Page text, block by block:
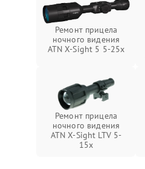
Ремонт прицела
ночного видения
ATN X-Sight 5 5-25x
Ремонт прицела
ночного видения
ATN X-Sight LTV 5-
15x